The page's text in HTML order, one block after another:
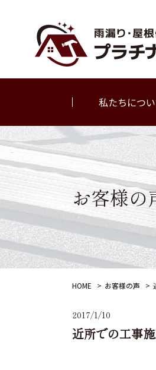
私たちにつ
お客様の
HOME お客様の声
2017/1/10
近所での工事